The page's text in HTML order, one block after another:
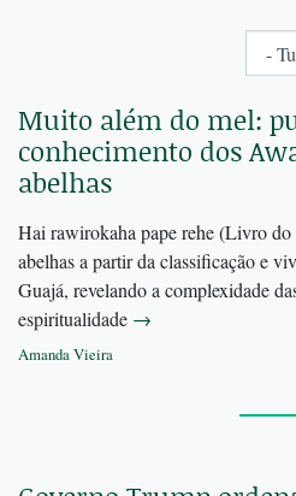
Muito além do mel:
conhecimento dos
abelhas
Hai rawirokaha pape rehe (Livro do
abelhas a partir da classificação e
Guajá, revelando a complexidade
espiritualidade →
Amanda Vieira